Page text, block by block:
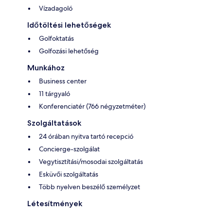
Vízadagoló
Időtöltési lehetőségek
Golfoktatás
Golfozási lehetőség
Munkához
Business center
11 tárgyaló
Konferenciatér (766 négyzetméter)
Szolgáltatások
24 órában nyitva tartó recepció
Concierge-szolgálat
Vegytisztítási/mosodai szolgáltatás
Esküvői szolgáltatás
Több nyelven beszélő személyzet
Létesítmények